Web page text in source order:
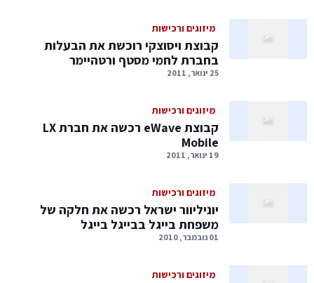
מיזוגים ורכישות
קבוצת ויסוצקי רוכשת את הבעלות
בחברת לחמי מסטף ורטהיימר
25 ינואר, 2011
מיזוגים ורכישות
קבוצת eWave רכשה את חברת LX
Mobile
19 ינואר, 2011
מיזוגים ורכישות
יוניליוור ישראל רכשה את חלקה של
משפחת בייגל בבייגל בייגל
01 נובמבר, 2010
מיזוגים ורכישות